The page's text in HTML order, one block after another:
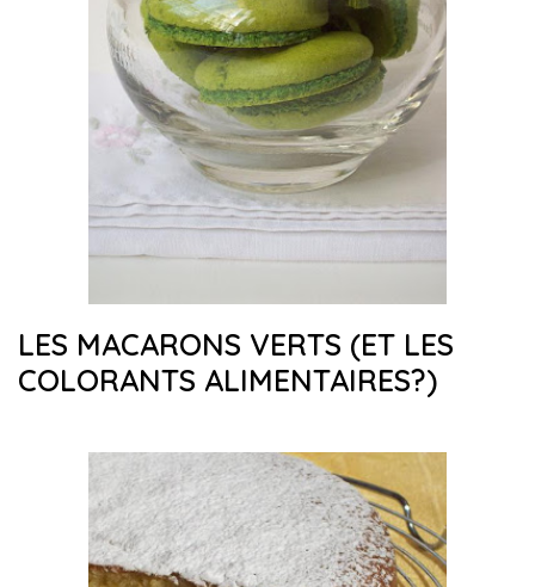
LES MACARONS VERTS (ET LES
COLORANTS ALIMENTAIRES?)